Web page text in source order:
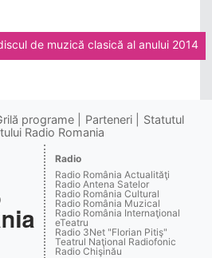
de muzică clasică al anului 2014
programe Parteneri
Statutul
Radio Romania
Radio
Radio România Actualităţi
Radio Antena Satelor
Radio România Cultural
Radio România Muzical
Radio România Internaţional
eTeatru
Radio 3Net "Florian Pitiş"
Teatrul Naţional Radiofonic
Radio Chişinău